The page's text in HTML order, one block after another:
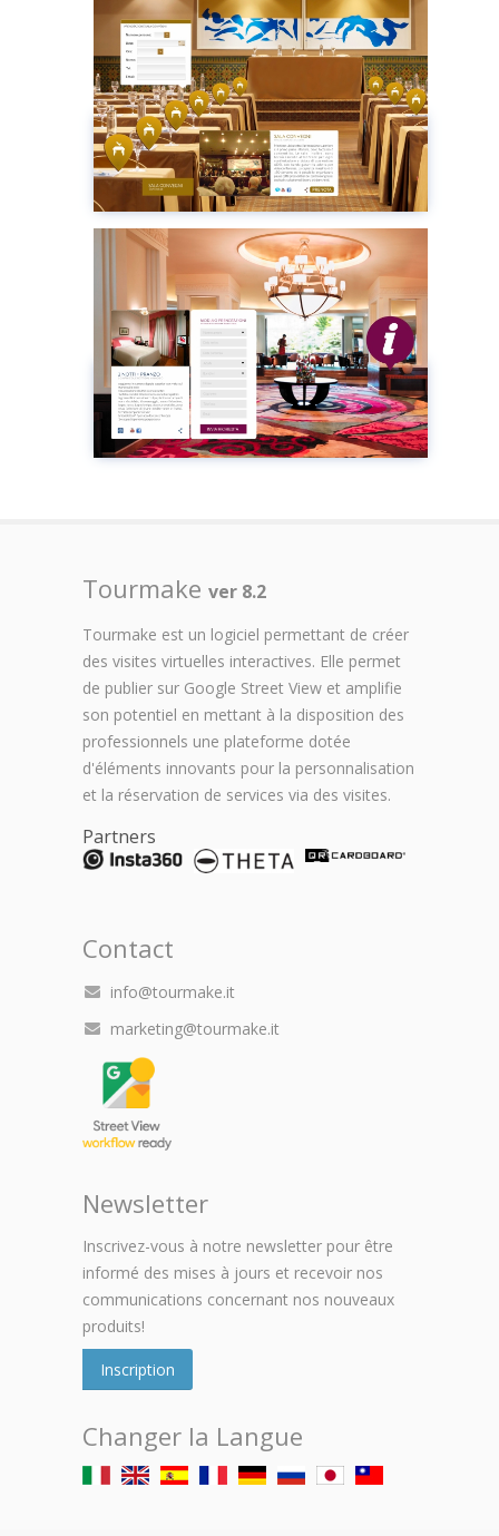
Services de réservation
Plugin
Regarder
HOTEL/B&B
Plugin
Regarder
Tourmake ver 8.2
Tourmake est un logiciel permettant de créer
des visites virtuelles interactives. Elle permet
de publier sur Google Street View et amplifie
son potentiel en mettant à la disposition des
professionnels une plateforme dotée
d'éléments innovants pour la personnalisation
et la réservation de services via des visites.
Partners
Contact
info@tourmake.it
marketing@tourmake.it
Newsletter
Inscrivez-vous à notre newsletter pour être
informé des mises à jours et recevoir nos
communications concernant nos nouveaux
produits!
Inscription
Changer la Langue